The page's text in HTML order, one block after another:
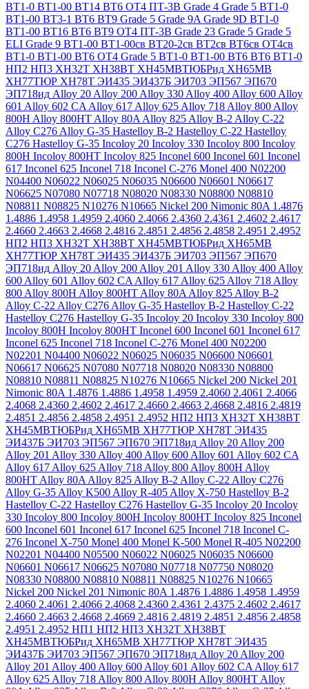
ВТ1-0 ВТ1-00 ВТ14 ВТ6 ОТ4 ПТ-3В Grade 4 Grade 5 ВТ1-0
ВТ1-00 ВТ3-1 ВТ6 ВТ9 Grade 5 Grade 9A Grade 9D ВТ1-0
ВТ1-00 ВТ16 ВТ6 ВТ9 ОТ4 ПТ-3В Grade 23 Grade 5 Grade 5
ELI Grade 9 ВТ1-00 ВТ1-00св ВТ20-2св ВТ2св ВТ6св ОТ4св
ВТ1-0 ВТ1-00 ВТ6 ОТ4 Grade 5 ВТ1-0 ВТ1-00 ВТ6 ВТ6 ВТ1-0
НП2 НП3 ХН32Т ХН38ВТ ХН45МВТЮБРид ХН65МВ
ХН77ТЮР ХН78Т ЭИ435 ЭИ437Б ЭИ703 ЭП567 ЭП670
ЭП718ид Alloy 20 Alloy 200 Alloy 330 Alloy 400 Alloy 600 Alloy
601 Alloy 602 CA Alloy 617 Alloy 625 Alloy 718 Alloy 800 Alloy
800H Alloy 800HT Alloy 80A Alloy 825 Alloy B-2 Alloy C-22
Alloy C276 Alloy G-35 Hastelloy B-2 Hastelloy C-22 Hastelloy
C276 Hastelloy G-35 Incoloy 20 Incoloy 330 Incoloy 800 Incoloy
800H Incoloy 800HT Incoloy 825 Inconel 600 Inconel 601 Inconel
617 Inconel 625 Inconel 718 Inconel C-276 Monel 400 N02200
N04400 N06022 N06025 N06035 N06600 N06601 N06617
N06625 N07080 N07718 N08020 N08330 N08800 N08810
N08811 N08825 N10276 N10665 Nickel 200 Nimonic 80A 1.4876
1.4886 1.4958 1.4959 2.4060 2.4066 2.4360 2.4361 2.4602 2.4617
2.4660 2.4663 2.4668 2.4816 2.4851 2.4856 2.4858 2.4951 2.4952
НП2 НП3 ХН32Т ХН38ВТ ХН45МВТЮБРид ХН65МВ
ХН77ТЮР ХН78Т ЭИ435 ЭИ437Б ЭИ703 ЭП567 ЭП670
ЭП718ид Alloy 20 Alloy 200 Alloy 201 Alloy 330 Alloy 400 Alloy
600 Alloy 601 Alloy 602 CA Alloy 617 Alloy 625 Alloy 718 Alloy
800 Alloy 800H Alloy 800HT Alloy 80A Alloy 825 Alloy B-2
Alloy C-22 Alloy C276 Alloy G-35 Hastelloy B-2 Hastelloy C-22
Hastelloy C276 Hastelloy G-35 Incoloy 20 Incoloy 330 Incoloy 800
Incoloy 800H Incoloy 800HT Inconel 600 Inconel 601 Inconel 617
Inconel 625 Inconel 718 Inconel C-276 Monel 400 N02200
N02201 N04400 N06022 N06025 N06035 N06600 N06601
N06617 N06625 N07080 N07718 N08020 N08330 N08800
N08810 N08811 N08825 N10276 N10665 Nickel 200 Nickel 201
Nimonic 80A 1.4876 1.4886 1.4958 1.4959 2.4060 2.4061 2.4066
2.4068 2.4360 2.4602 2.4617 2.4660 2.4663 2.4668 2.4816 2.4819
2.4851 2.4856 2.4858 2.4951 2.4952 НП2 НП3 ХН32Т ХН38ВТ
ХН45МВТЮБРид ХН65МВ ХН77ТЮР ХН78Т ЭИ435
ЭИ437Б ЭИ703 ЭП567 ЭП670 ЭП718ид Alloy 20 Alloy 200
Alloy 201 Alloy 330 Alloy 400 Alloy 600 Alloy 601 Alloy 602 CA
Alloy 617 Alloy 625 Alloy 718 Alloy 800 Alloy 800H Alloy
800HT Alloy 80A Alloy 825 Alloy B-2 Alloy C-22 Alloy C276
Alloy G-35 Alloy K500 Alloy R-405 Alloy X-750 Hastelloy B-2
Hastelloy C-22 Hastelloy C276 Hastelloy G-35 Incoloy 20 Incoloy
330 Incoloy 800 Incoloy 800H Incoloy 800HT Incoloy 825 Inconel
600 Inconel 601 Inconel 617 Inconel 625 Inconel 718 Inconel C-
276 Inconel X-750 Monel 400 Monel K-500 Monel R-405 N02200
N02201 N04400 N05500 N06022 N06025 N06035 N06600
N06601 N06617 N06625 N07080 N07718 N07750 N08020
N08330 N08800 N08810 N08811 N08825 N10276 N10665
Nickel 200 Nickel 201 Nimonic 80A 1.4876 1.4886 1.4958 1.4959
2.4060 2.4061 2.4066 2.4068 2.4360 2.4361 2.4375 2.4602 2.4617
2.4660 2.4663 2.4668 2.4669 2.4816 2.4819 2.4851 2.4856 2.4858
2.4951 2.4952 НП1 НП2 НП3 ХН32Т ХН38ВТ
ХН45МВТЮБРид ХН65МВ ХН77ТЮР ХН78Т ЭИ435
ЭИ437Б ЭИ703 ЭП567 ЭП670 ЭП718ид Alloy 20 Alloy 200
Alloy 201 Alloy 400 Alloy 600 Alloy 601 Alloy 602 CA Alloy 617
Alloy 625 Alloy 718 Alloy 800 Alloy 800H Alloy 800HT Alloy